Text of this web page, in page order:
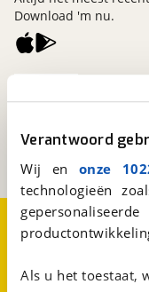
Verantwoord
Wij en onze
technologieën
Als u het toestaat,
Een initiatief
Download 'm nu.
Over viaBOVAG.nl
Cookievoorkeuren